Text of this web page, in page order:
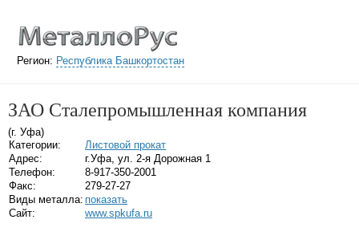
Регион: Республика Башкортостан
ЗАО Сталепромышленная компания
(г. Уфа)
Категории:
Листовой прокат
Адрес:
г.Уфа, ул. 2-я Дорожная 1
Телефон:
8-917-350-2001
Факс:
279-27-27
Виды металла: показать
Сайт:
www.spkufa.ru